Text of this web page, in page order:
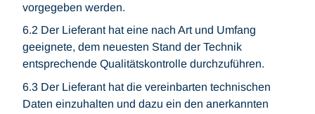
vorgegeben werden.
6.2 Der Lieferant hat eine nach Art und Umfang
geeignete, dem neuesten Stand der Technik
entsprechende Qualitätskontrolle durchzuführen.
6.3 Der Lieferant hat die vereinbarten technischen
Daten einzuhalten und dazu ein den anerkannten